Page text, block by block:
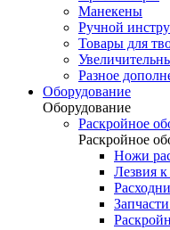
Манекены
Ручной
Товары для
Разное
Оборудование
Оборудование
Раскройное
Раскройное
Ножи
Лезвия